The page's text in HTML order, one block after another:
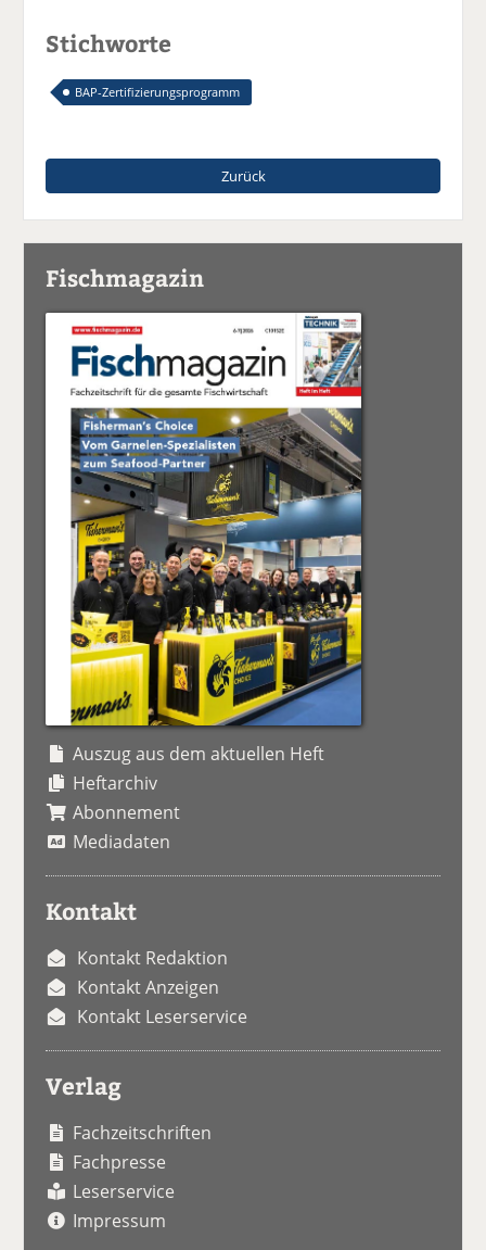
Stichworte
BAP-Zertifizierungsprogramm
Zurück
Fischmagazin
Auszug aus dem aktuellen Heft
Heftarchiv
Abonnement
Mediadaten
Kontakt
Kontakt Redaktion
Kontakt Anzeigen
Kontakt Leserservice
Verlag
Fachzeitschriften
Fachpresse
Leserservice
Impressum